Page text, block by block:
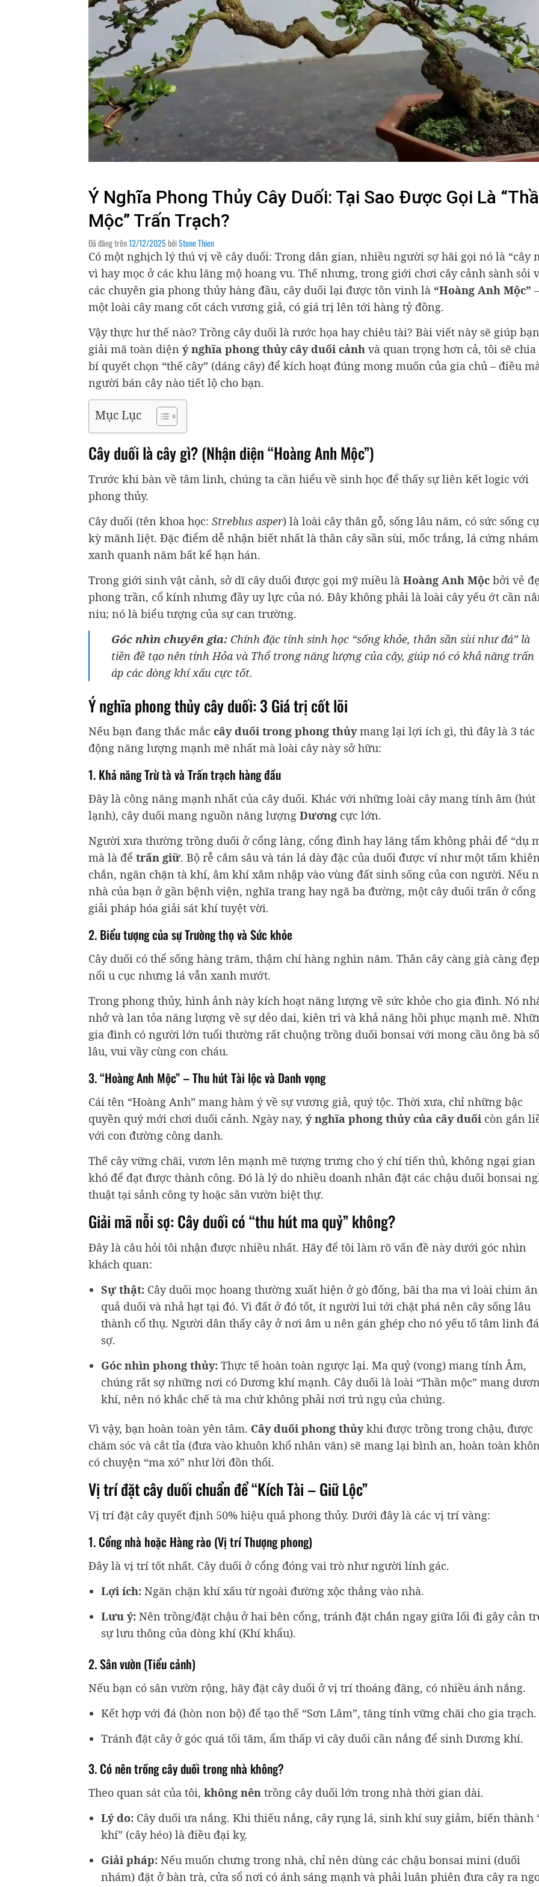
Ý Nghĩa Phong Thủy Cây Duối: Tại Sao Được Gọi Là
Mộc” Trấn Trạch?
Đã đăng trên12/12/2025bởiStone Thien
Có một nghịch lý thú vị về cây duối: Trong dân gian, nhiều người sợ hãi gọi nó là “cây
vì hay mọc ở các khu lăng mộ hoang vu. Thế nhưng, trong giới chơi cây cảnh sành sỏi
các chuyên gia phong thủy hàng đầu, cây duối lại được tôn vinh là “Hoàng Anh Mộc” –
một loài cây mang cốt cách vương giả, có giá trị lên tới hàng tỷ đồng.
Vậy thực hư thế nào? Trồng cây duối là rước họa hay chiêu tài? Bài viết này sẽ giúp bạn
giải mã toàn diện ý nghĩa phong thủy cây duối cảnh và quan trọng hơn cả, tôi sẽ chia
bí quyết chọn “thế cây” (dáng cây) để kích hoạt đúng mong muốn của gia chủ – điều
người bán cây nào tiết lộ cho bạn.
Mục Lục
Cây duối là cây gì? (Nhận diện “Hoàng Anh Mộc”)
Trước khi bàn về tâm linh, chúng ta cần hiểu về sinh học để thấy sự liên kết logic với
phong thủy.
Cây duối (tên khoa học: Streblus asper) là loài cây thân gỗ, sống lâu năm, có sức sống
kỳ mãnh liệt. Đặc điểm dễ nhận biết nhất là thân cây sần sùi, mốc trắng, lá cứng
xanh quanh năm bất kể hạn hán.
Trong giới sinh vật cảnh, sở dĩ cây duối được gọi mỹ miều là Hoàng Anh Mộc bởi vẻ
phong trần, cổ kính nhưng đầy uy lực của nó. Đây không phải là loài cây yếu ớt cần
niu; nó là biểu tượng của sự can trường.
Góc nhìn chuyên gia: Chính đặc tính sinh học “sống khỏe, thân sần sùi như đá” là
tiền đề tạo nên tính Hỏa và Thổ trong năng lượng của cây, giúp nó có khả năng trấn
áp các dòng khí xấu cực tốt.
Ý nghĩa phong thủy cây duối: 3 Giá trị cốt lõi
Nếu bạn đang thắc mắc cây duối trong phong thủymang lại lợi ích gì, thì đây là 3 tác
động năng lượng mạnh mẽ nhất mà loài cây này sở hữu:
1. Khả năng Trừ tà và Trấn trạch hàng đầu
Đây là công năng mạnh nhất của cây duối. Khác với những loài cây mang tính âm
lạnh), cây duối mang nguồn năng lượng Dương cực lớn.
Người xưa thường trồng duối ở cổng làng, cổng đình hay lăng tẩm không phải để “dụ
mà là để trấn giữ. Bộ rễ cắm sâu và tán lá dày đặc của duối được ví như một tấm khiên
chắn, ngăn chặn tà khí, âm khí xâm nhập vào vùng đất sinh sống của con người. Nếu
nhà của bạn ở gần bệnh viện, nghĩa trang hay ngã ba đường, một cây duối trấn ở cổng
giải pháp hóa giải sát khí tuyệt vời.
2. Biểu tượng của sự Trường thọ và Sức khỏe
Cây duối có thể sống hàng trăm, thậm chí hàng nghìn năm. Thân cây càng già càng
nổi u cục nhưng lá vẫn xanh mướt.
Trong phong thủy, hình ảnh này kích hoạt năng lượng về sức khỏe cho gia đình. Nó
nhở và lan tỏa năng lượng về sự dẻo dai, kiên trì và khả năng hồi phục mạnh mẽ.
gia đình có người lớn tuổi thường rất chuộng trồng duối bonsai với mong cầu ông bà
lâu, vui vầy cùng con cháu.
3. “Hoàng Anh Mộc” – Thu hút Tài lộc và Danh vọng
Cái tên “Hoàng Anh” mang hàm ý về sự vương giả, quý tộc. Thời xưa, chỉ những bậc
quyền quý mới chơi duối cảnh. Ngày nay, ý nghĩa phong thủy của cây duối còn gắn
với con đường công danh.
Thế cây vững chãi, vươn lên mạnh mẽ tượng trưng cho ý chí tiến thủ, không ngại gian
khó để đạt được thành công. Đó là lý do nhiều doanh nhân đặt các chậu duối bonsai
thuật tại sảnh công ty hoặc sân vườn biệt thự.
Giải mã nỗi sợ: Cây duối có “thu hút ma quỷ” không?
Đây là câu hỏi tôi nhận được nhiều nhất. Hãy để tôi làm rõ vấn đề này dưới góc nhìn
khách quan:
Sự thật:Cây duối mọc hoang thường xuất hiện ở gò đống, bãi tha ma vì loài chim ăn
quả duối và nhả hạt tại đó. Vì đất ở đó tốt, ít người lui tới chặt phá nên cây sống lâu
thành cổ thụ. Người dân thấy cây ở nơi âm u nên gán ghép cho nó yếu tố tâm linh
sợ.
Góc nhìn phong thủy:Thực tế hoàn toàn ngược lại. Ma quỷ (vong) mang tính Âm,
chúng rất sợ những nơi có Dương khí mạnh. Cây duối là loài “Thần mộc” mang
khí, nên nó khắc chế tà ma chứ không phải nơi trú ngụ của chúng.
Vì vậy, bạn hoàn toàn yên tâm. Cây duối phong thủykhi được trồng trong chậu, được
chăm sóc và cắt tỉa (đưa vào khuôn khổ nhân văn) sẽ mang lại bình an, hoàn toàn
có chuyện “ma xó” như lời đồn thổi.
Vị trí đặt cây duối chuẩn để “Kích Tài – Giữ Lộc”
Vị trí đặt cây quyết định 50% hiệu quả phong thủy. Dưới đây là các vị trí vàng:
1. Cổng nhà hoặc Hàng rào (Vị trí Thượng phong)
Đây là vị trí tốt nhất. Cây duối ở cổng đóng vai trò như người lính gác.
Lợi ích:Ngăn chặn khí xấu từ ngoài đường xộc thẳng vào nhà.
Lưu ý:Nên trồng/đặt chậu ở hai bên cổng, tránh đặt chắn ngay giữa lối đi gây cản
sự lưu thông của dòng khí (Khí khẩu).
2. Sân vườn (Tiểu cảnh)
Nếu bạn có sân vườn rộng, hãy đặt cây duối ở vị trí thoáng đãng, có nhiều ánh nắng.
Kết hợp với đá (hòn non bộ) để tạo thế “Sơn Lâm”, tăng tính vững chãi cho gia trạch.
Tránh đặt cây ở góc quá tối tăm, ẩm thấp vì cây duối cần nắng để sinh Dương khí.
3. Có nên trồng cây duối trong nhà không?
Theo quan sát của tôi, không nên trồng cây duối lớn trong nhà thời gian dài.
Lý do:Cây duối ưa nắng. Khi thiếu nắng, cây rụng lá, sinh khí suy giảm, biến thành
khí” (cây héo) là điều đại kỵ.
Giải pháp:Nếu muốn chưng trong nhà, chỉ nên dùng các chậu bonsai mini (duối
nhám) đặt ở bàn trà, cửa sổ nơi có ánh sáng mạnh và phải luân phiên đưa cây ra